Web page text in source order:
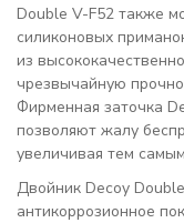
Double V-F52 также
силиконовых
из
чрезвычайную
Фирменная заточка
позволяют жалу
увеличивая тем
Двойник Decoy
антикоррозионное